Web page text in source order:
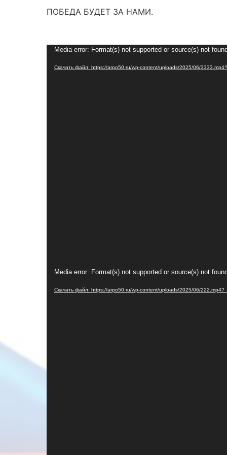
ПОБЕДА БУДЕТ ЗА НАМИ.
Видеоплеер
Media error: Format(s) not supported or source(s) not found
Скачать файл: https://arpo50.ru/wp-content/uploads/2025/06/
Видеоплеер
Media error: Format(s) not supported or source(s) not found
Скачать файл: https://arpo50.ru/wp-content/uploads/2025/06/